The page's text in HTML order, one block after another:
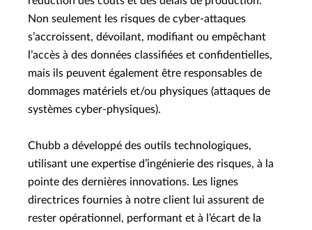
Non seulement les risques de cyber-attaques
s’accroissent, dévoilant, modifiant ou empêchant
l’accès à des données classifiées et confidentielles,
mais ils peuvent également être responsables de
dommages matériels et/ou physiques (attaques de
systèmes cyber-physiques).
Chubb a développé des outils technologiques,
utilisant une expertise d’ingénierie des risques, à la
pointe des dernières innovations. Les lignes
directrices fournies à notre client lui assurent de
rester opérationnel, performant et à l’écart de la